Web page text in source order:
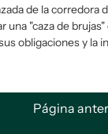
de la corredora
una "caza de
obligaciones y la
Página